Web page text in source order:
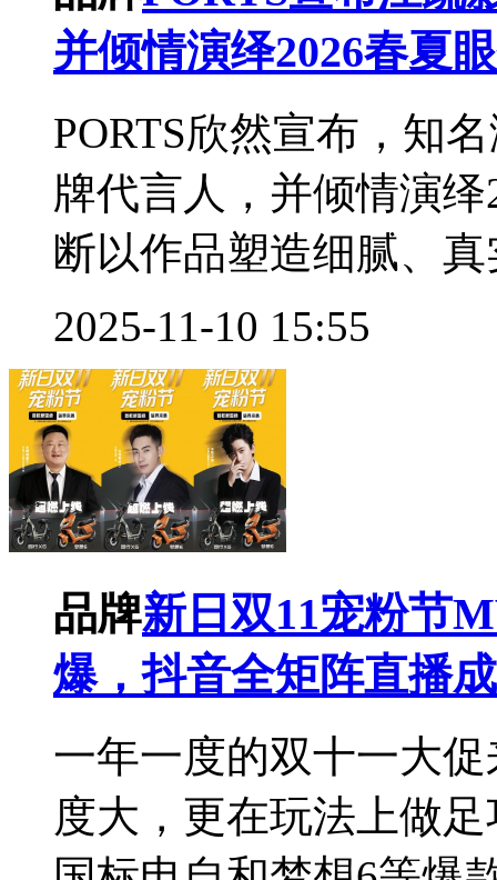
并倾情演绎2026春夏
PORTS欣然宣布，知
牌代言人，并倾情演
断以作品塑造细腻、
2025-11-10 15:55
品牌新日双11宠粉节
爆，抖音全矩阵直播
一年一度的双十一大
度大，更在玩法上做